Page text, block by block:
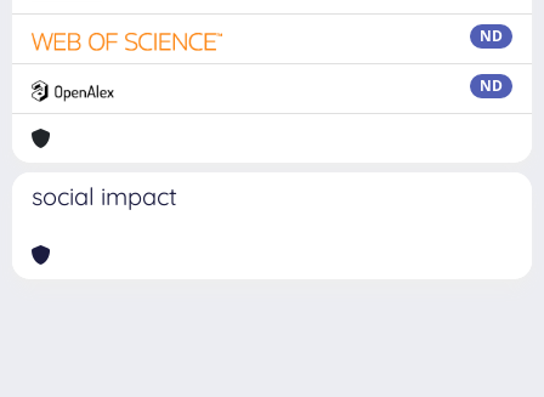
ND
ND
social impact